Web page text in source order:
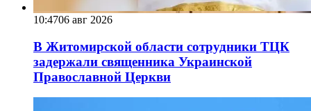
10:4706 авг 2026
В Житомирской области сотрудники ТЦК
задержали священника Украинской
Православной Церкви